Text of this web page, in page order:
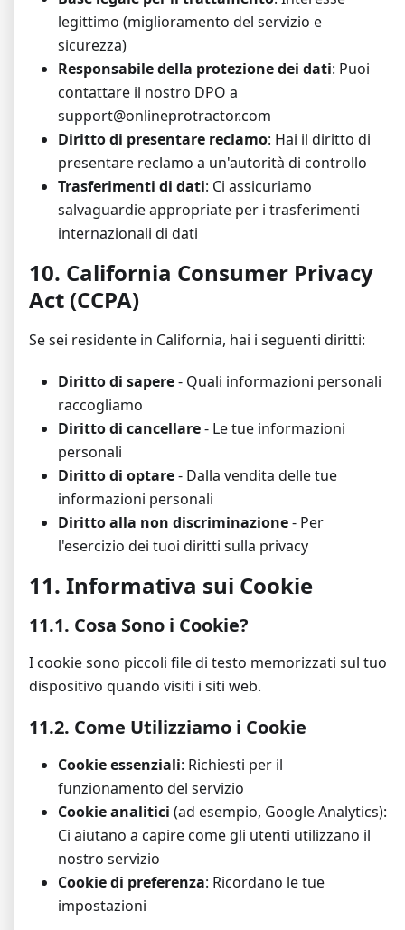
legittimo (miglioramento del servizio e
sicurezza)
Responsabile della protezione dei dati: Puoi
contattare il nostro DPO a
support@onlineprotractor.com
Diritto di presentare reclamo: Hai il diritto di
presentare reclamo a un'autorità di controllo
Trasferimenti di dati: Ci assicuriamo
salvaguardie appropriate per i trasferimenti
internazionali di dati
10. California Consumer Privacy
Act (CCPA)
Se sei residente in California, hai i seguenti diritti:
Diritto di sapere- Quali informazioni personali
raccogliamo
Diritto di cancellare- Le tue informazioni
personali
Diritto di optare- Dalla vendita delle tue
informazioni personali
Diritto alla non discriminazione- Per
l'esercizio dei tuoi diritti sulla privacy
11. Informativa sui Cookie
11.1. Cosa Sono i Cookie?
I cookie sono piccoli file di testo memorizzati sul tuo
dispositivo quando visiti i siti web.
11.2. Come Utilizziamo i Cookie
Cookie essenziali: Richiesti per il
funzionamento del servizio
Cookie analitici (ad esempio, Google Analytics):
Ci aiutano a capire come gli utenti utilizzano il
nostro servizio
Cookie di preferenza: Ricordano le tue
impostazioni